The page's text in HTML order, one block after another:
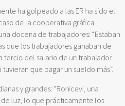
ha golpeado a las ER ha sido el
de la cooperativa gráfica
docena de trabajadores: “Estaban
que los trabajadores ganaban de
tercio del salario de un trabajador.
que pagar un sueldo más”.
y grandes: “Ronicevi, una
luz, lo que prácticamente los